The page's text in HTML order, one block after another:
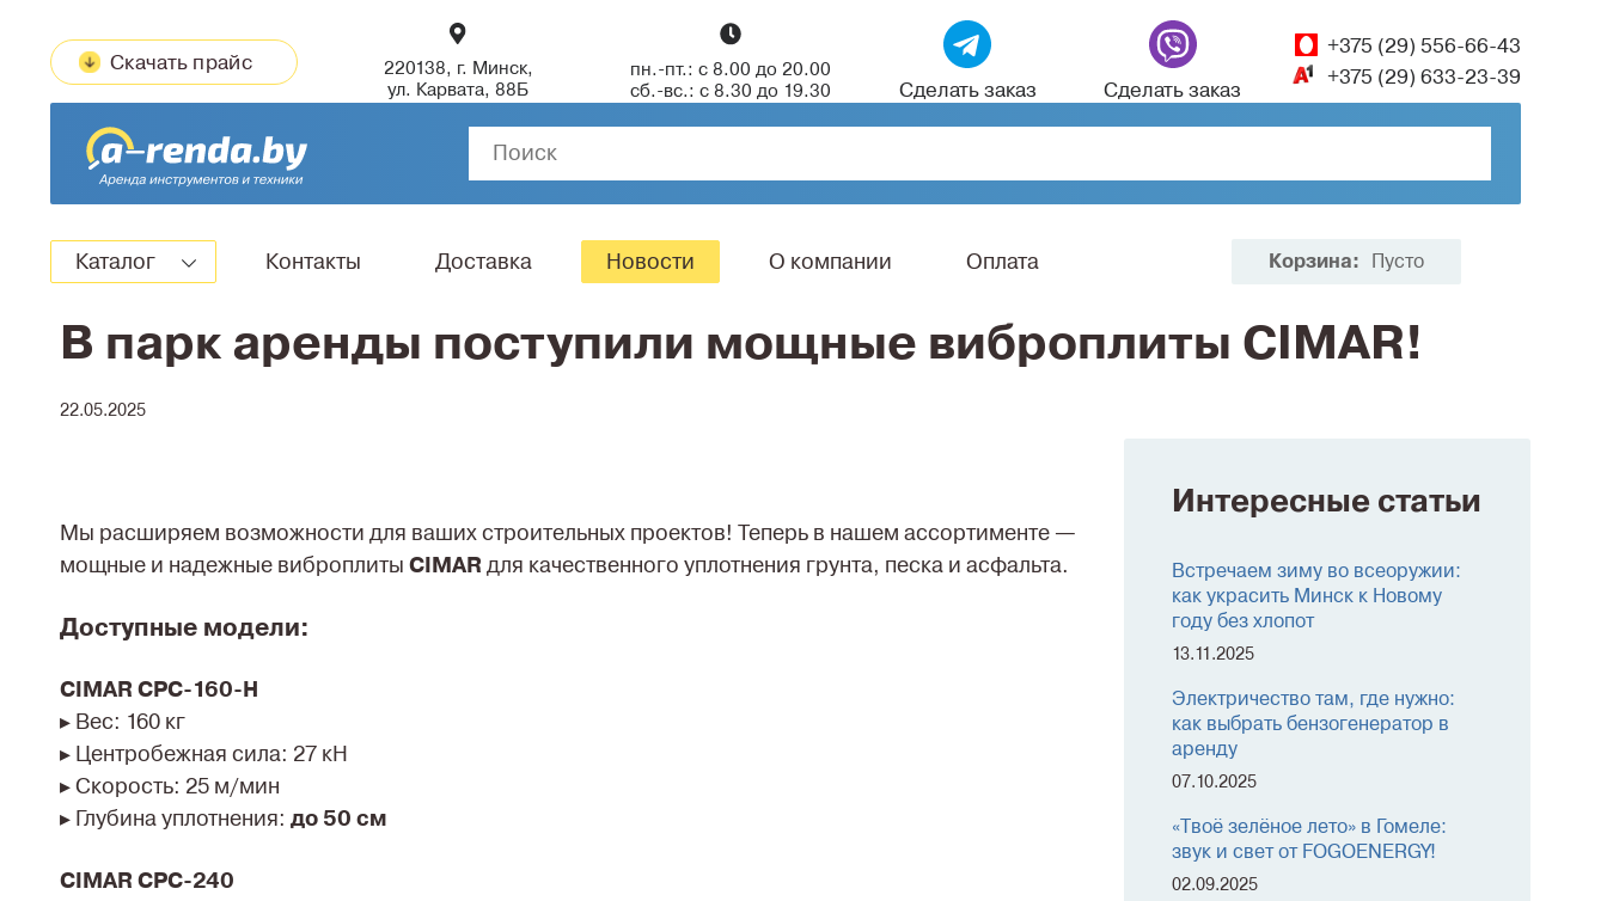
Скачать прайс
220138, г. Минск,
ул. Карвата, 88Б
пн.-пт.: с 8.00 до 20.00
сб.-вс.: с 8.30 до 19.30
Сделать заказ Сделать заказ
+375 (29) 556-66-43
+375 (29) 633-23-39
Каталог Контакты Доставка Новости О компании Оплата Корзина: Пусто
В парк аренды поступили мощные виброплиты CIMAR!
22.05.2025
Мы расширяем возможности для ваших строительных проектов! Теперь в нашем ассортименте —
мощные и надежные виброплиты CIMAR для качественного уплотнения грунта, песка и асфальта.
Доступные модели:
CIMAR CPC-160-H
▸ Вес: 160 кг
▸ Центробежная сила: 27 кН
▸ Скорость: 25 м/мин
▸ Глубина уплотнения: до 50 см
CIMAR CPC-240
Интересные статьи
Встречаем зиму во всеоружии:
как украсить Минск к Новому
году без хлопот
13.11.2025
Электричество там, где нужно:
как выбрать бензогенератор в
аренду
07.10.2025
«Твоё зелёное лето» в Гомеле:
звук и свет от FOGOENERGY!
02.09.2025